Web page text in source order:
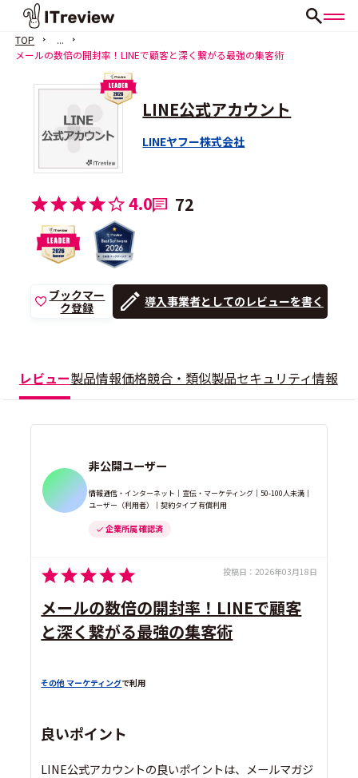
TOP
...
メールの数倍の開封率！LINEで顧客と深く繋がる最強の集客術
LINE公式アカウント
LINEヤフー株式会社
4.0 72
ブックマー
ク登録
導入事業者としてのレビューを書く
レビュー製品情報価格競合・類似製品セキュリティ情報
非公開ユーザー
情報通信・インターネット｜宣伝・マーケティング｜50-100人未満｜
ユーザー（利用者）｜契約タイプ 有償利用
企業所属 確認済
投稿日： 2026年03月18日
メールの数倍の開封率！LINEで顧客
と深く繋がる最強の集客術
その他 マーケティングで利用
良いポイント
LINE公式アカウントの良いポイントは、メールマガジ